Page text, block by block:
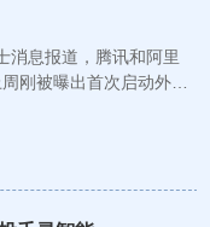
消息报道，腾讯和阿里
刚被曝出首次启动外部